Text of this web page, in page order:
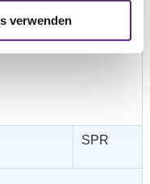
verwenden
Kl.A**
SPR